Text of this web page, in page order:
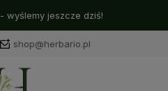
- wyślemy jeszcze dziś!
shop@herbario.pl